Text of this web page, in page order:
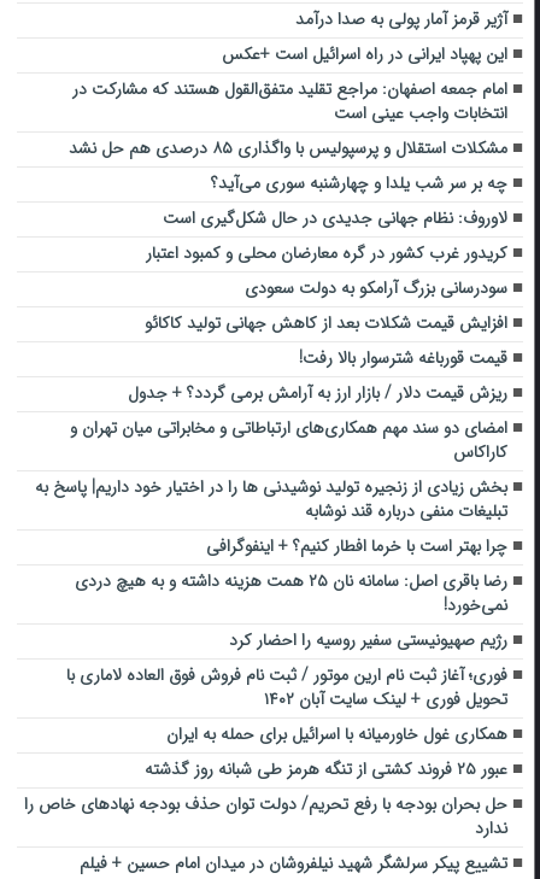
آژیر قرمز آمار پولی به صدا درآمد
این پهپاد ایرانی در راه اسرائیل است +عکس
امام جمعه اصفهان: مراجع تقلید متفق‌القول هستند که مشارکت در
انتخابات واجب عینی است
مشکلات استقلال و پرسپولیس با واگذاری ۸۵ درصدی هم حل نشد
چه بر سر شب یلدا و چهارشنبه سوری می‌آید؟
لاوروف: نظام جهانی جدیدی در حال شکل‌گیری است
کریدور غرب کشور در گره معارضان محلی و کمبود اعتبار
سودرسانی بزرگ آرامکو به دولت سعودی
افزایش قیمت شکلات بعد از کاهش جهانی تولید کاکائو
قیمت قورباغه شترسوار بالا رفت!
ریزش قیمت دلار / بازار ارز به آرامش برمی گردد؟ + جدول
امضای دو سند مهم همکاری‌های ارتباطاتی و مخابراتی میان تهران و
کاراکاس
بخش زیادی از زنجیره تولید نوشیدنی ها را در اختیار خود داریم| پاسخ به
تبلیغات منفی درباره قند نوشابه
چرا بهتر است با خرما افطار کنیم؟ + اینفوگرافی
رضا باقری اصل: سامانه نان ۲۵ همت هزینه داشته و به هیچ دردی
نمی‌خورد!
رژیم صهیونیستی سفیر روسیه را احضار کرد
فوری؛ آغاز ثبت نام ارین موتور / ثبت نام فروش فوق العاده لاماری با
تحویل فوری + لینک سایت آبان ۱۴۰۲
همکاری غول خاورمیانه با اسرائیل برای حمله به ایران
عبور ۲۵ فروند کشتی از تنگه هرمز طی شبانه روز گذشته
حل بحران بودجه با رفع تحریم‌/ دولت توان حذف بودجه نهاد‌های خاص را
ندارد
تشییع پیکر سرلشگر شهید نیلفروشان در میدان امام حسین + فیلم